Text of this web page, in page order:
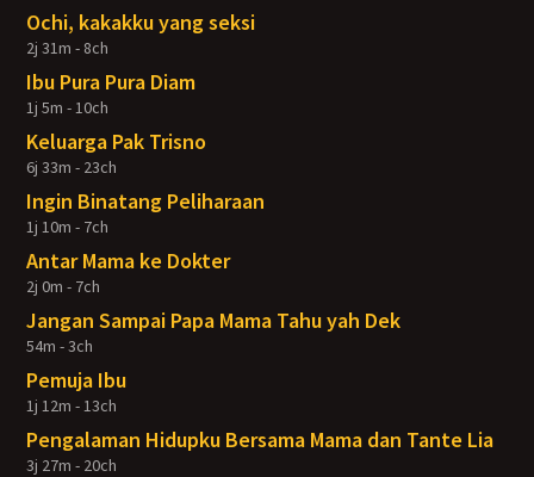
Ochi, kakakku yang seksi
2j 31m - 8ch
Ibu Pura Pura Diam
1j 5m - 10ch
Keluarga Pak Trisno
6j 33m - 23ch
Ingin Binatang Peliharaan
1j 10m - 7ch
Antar Mama ke Dokter
2j 0m - 7ch
Jangan Sampai Papa Mama Tahu yah Dek
54m - 3ch
Pemuja Ibu
1j 12m - 13ch
Pengalaman Hidupku Bersama Mama dan Tante Lia
3j 27m - 20ch